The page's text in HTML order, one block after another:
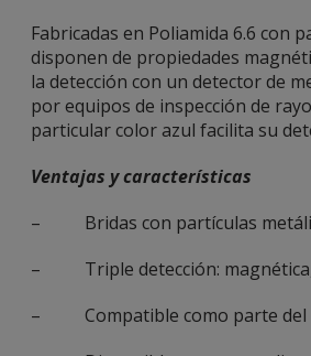
Fabricadas en Poliamida 6.6 con
disponen de propiedades
la detección con un detector de
por equipos de inspección de
particular color azul facilita su
Ventajas y características
– Bridas con partículas
– Triple detección: magnética,
– Compatible como parte del